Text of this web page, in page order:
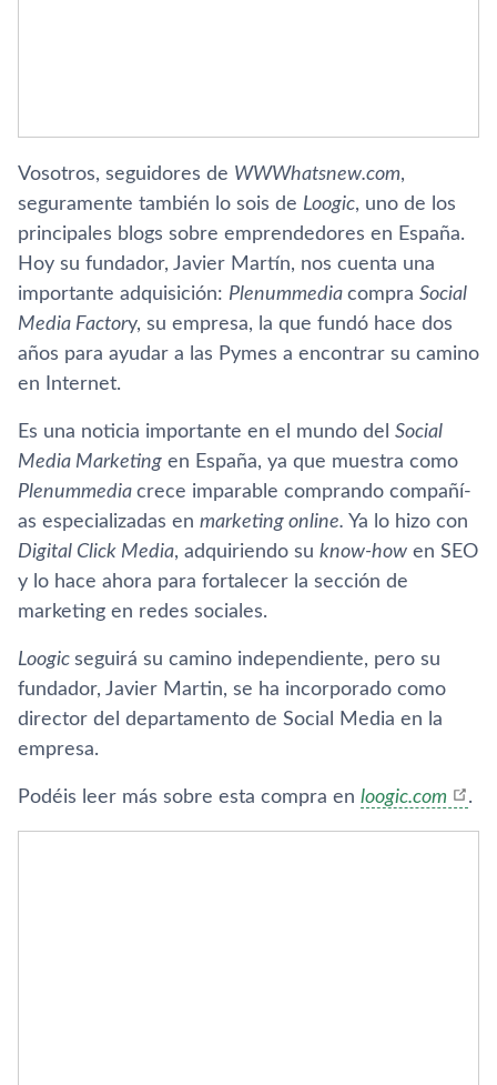
Vosotros, seguidores de WWWhatsnew.com,
seguramente también lo sois de Loogic, uno de los
principales blogs sobre emprendedores en España.
Hoy su fundador, Javier Martí­n, nos cuenta una
importante adquisición: Plenummedia compra Social
Media Factory, su empresa, la que fundó hace dos
años para ayudar a las Pymes a encontrar su camino
en Internet.
Es una noticia importante en el mundo del Social
Media Marketing en España, ya que muestra como
Plenummedia crece imparable comprando compañí­
as especializadas en marketing online. Ya lo hizo con
Digital Click Media, adquiriendo su know-how en SEO
y lo hace ahora para fortalecer la sección de
marketing en redes sociales.
Loogic seguirá su camino independiente, pero su
fundador, Javier Martin, se ha incorporado como
director del departamento de Social Media en la
empresa.
Podéis leer más sobre esta compra en loogic.com .